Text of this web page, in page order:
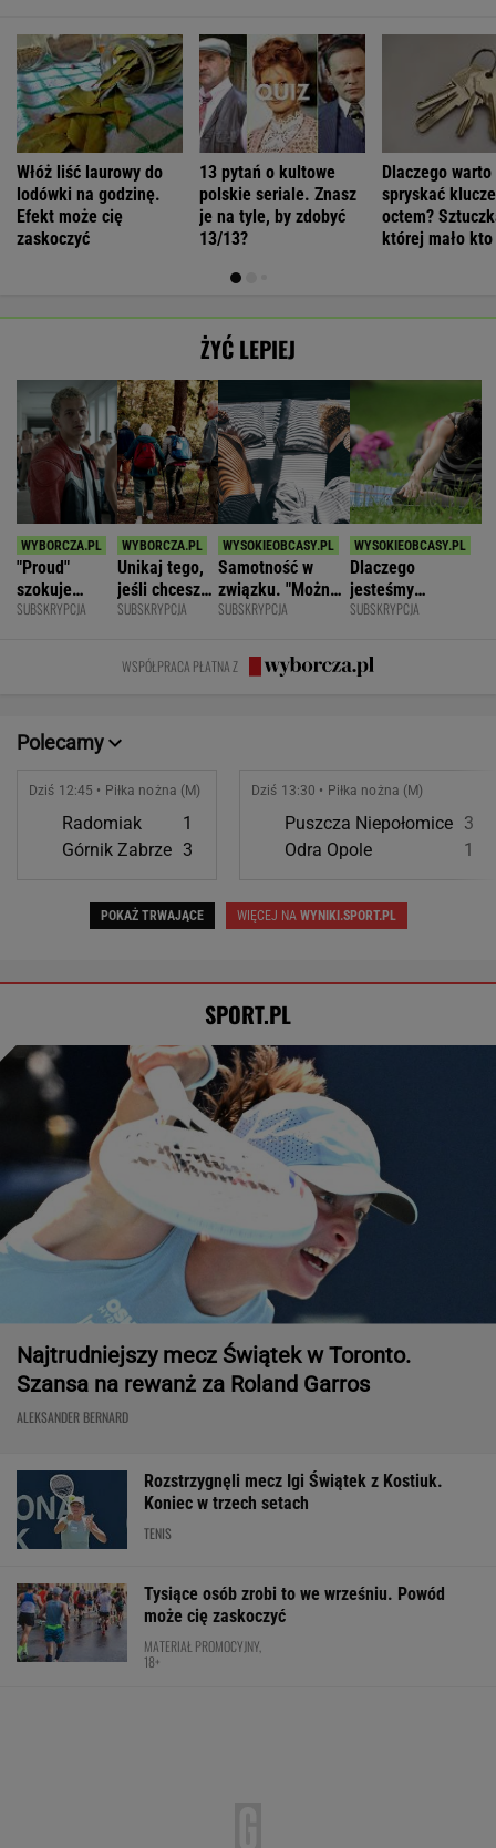
Włóż liść laurowy do
lodówki na godzinę.
Efekt może cię
zaskoczyć
13 pytań o kultowe
polskie seriale. Znasz
je na tyle, by zdobyć
13/13?
Dlaczego warto
spryskać klucze
octem?
której mało kto
ŻYĆ LEPIEJ
"Proud"
szokuje
odważnymi
SUBSKRYPCJA
Unikaj tego,
jeśli chcesz
znacznie
starczą
demencję
SUBSKRYPCJA
Samotność w
związku. "Można
być kochaną i
się samotną"
SUBSKRYPCJA
Dlaczego
jesteśmy
permanentnie
same grzechy
główne"
SUBSKRYPCJA
WSPÓŁPRACA PŁATNA Z
Polecamy
Dziś 12:45 • Piłka nożna (M)
Radomiak
1
Górnik Zabrze 3
Dziś 13:30 • Piłka nożna (M)
Puszcza Niepołomice 3
Odra Opole
1
POKAŻ TRWAJĄCE WIĘCEJ NA WYNIKI.SPORT.PL
SPORT.PL
Najtrudniejszy mecz Świątek w Toronto.
Szansa na rewanż za Roland Garros
ALEKSANDER BERNARD
Rozstrzygnęli mecz Igi Świątek z Kostiuk.
Koniec w trzech setach
TENIS
Tysiące osób zrobi to we wrześniu. Powód
może cię zaskoczyć
MATERIAŁ PROMOCYJNY,
18+